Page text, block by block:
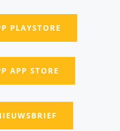
PLAYSTORE
APP STORE